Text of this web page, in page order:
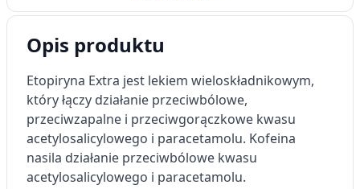
Opis produktu
Etopiryna Extra jest lekiem wieloskładnikowym,
który łączy działanie przeciwbólowe,
przeciwzapalne i przeciwgorączkowe kwasu
acetylosalicylowego i paracetamolu. Kofeina
nasila działanie przeciwbólowe kwasu
acetylosalicylowego i paracetamolu.